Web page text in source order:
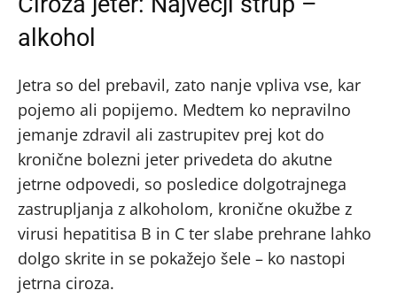
alkohol
Jetra so del prebavil, zato nanje vpliva vse, kar
pojemo ali popijemo. Medtem ko nepravilno
jemanje zdravil ali zastrupitev prej kot do
kronične bolezni jeter privedeta do akutne
jetrne odpovedi, so posledice dolgotrajnega
zastrupljanja z alkoholom, kronične okužbe z
virusi hepatitisa B in C ter slabe prehrane lahko
dolgo skrite in se pokažejo šele – ko nastopi
jetrna ciroza.